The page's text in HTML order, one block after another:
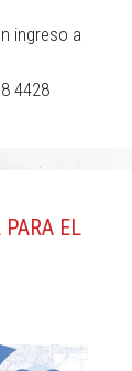
ingreso a
4428
EL